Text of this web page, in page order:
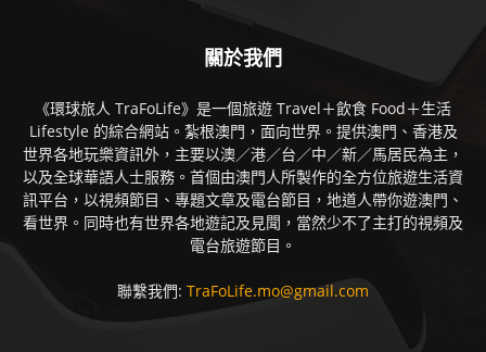
關於我們
《環球旅人 TraFoLife》是一個旅遊 Travel＋飲食 Food＋生活
Lifestyle 的綜合網站。紮根澳門，面向世界。提供澳門、香港及
世界各地玩樂資訊外，主要以澳／港／台／中／新／馬居民為主，
以及全球華語人士服務。首個由澳門人所製作的全方位旅遊生活資
訊平台，以視頻節目、專題文章及電台節目，地道人帶你遊澳門、
看世界。同時也有世界各地遊記及見聞，當然少不了主打的視頻及
電台旅遊節目。
聯繫我們: TraFoLife.mo@gmail.com